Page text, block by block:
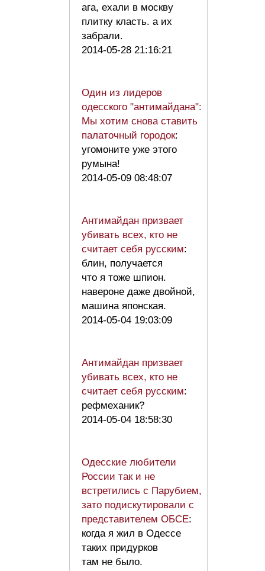
ага, ехали в москву
плитку класть. а их
забрали.
2014-05-28 21:16:21
Один из лидеров
одесского "антимайдана":
Мы хотим снова ставить
палаточный городок:
угомоните уже этого
румына!
2014-05-09 08:48:07
Антимайдан призвает
убивать всех, кто не
считает себя русским:
блин, получается
что я тоже шпион.
навероне даже двойной,
машина японская.
2014-05-04 19:03:09
Антимайдан призвает
убивать всех, кто не
считает себя русским:
рефмеханик?
2014-05-04 18:58:30
Одесские любители
России так и не
встретились с Парубием,
зато подискутировали с
представителем ОБСЕ:
когда я жил в Одессе
таких придурков
там не было.